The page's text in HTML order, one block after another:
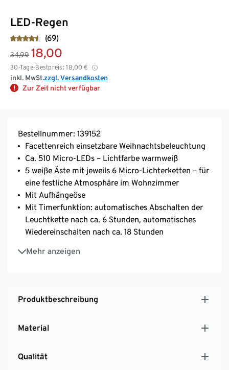
LED-Regen
(69)
34,99 18,00
30-Tage-Bestpreis: 18,00 €
inkl. MwSt.zzgl. Versandkosten
Zur Zeit nicht verfügbar
Bestellnummer: 139152
Facettenreich einsetzbare Weihnachtsbeleuchtung
Ca. 510 Micro-LEDs – Lichtfarbe warmweiß
5 weiße Äste mit jeweils 6 Micro-Lichterketten – für
eine festliche Atmosphäre im Wohnzimmer
Mit Aufhängeöse
Mit Timerfunktion: automatisches Abschalten der
Leuchtkette nach ca. 6 Stunden, automatisches
Wiedereinschalten nach ca. 18 Stunden
Mehr anzeigen
Gesamtlänge ca. 150 cm
Produktbeschreibung
Material
Qualität